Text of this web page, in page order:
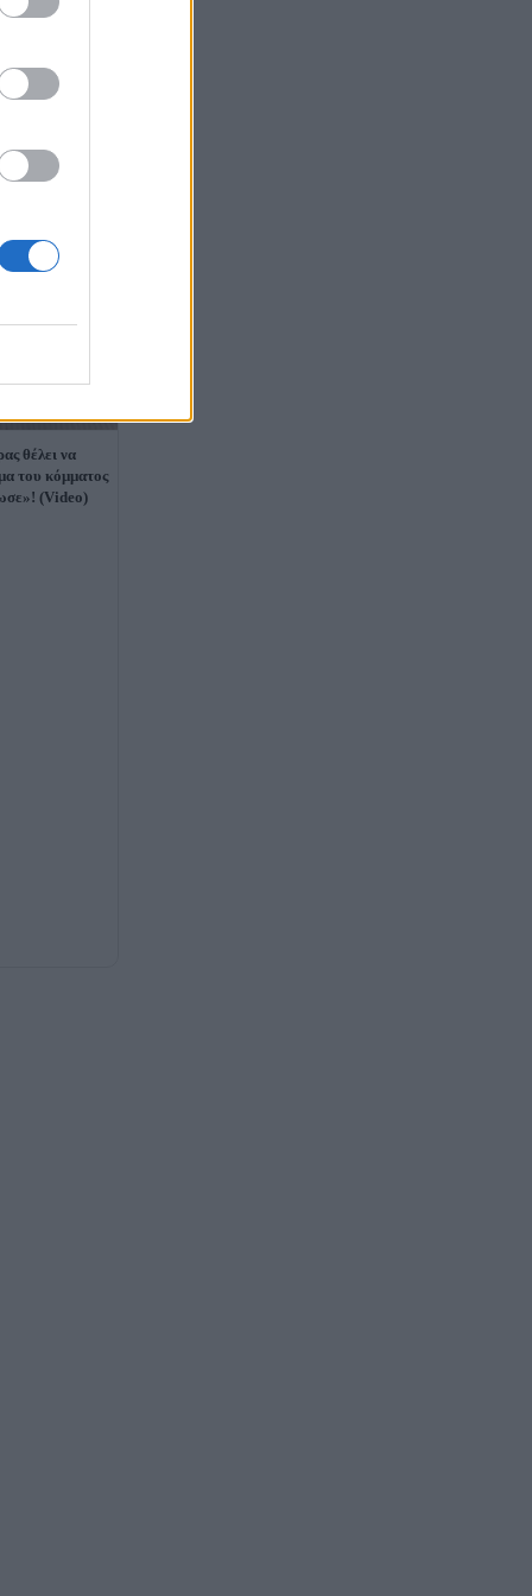
θέλει να
του κόμματος
(Video)